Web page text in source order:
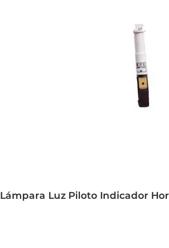
Lámpara Luz Piloto Indicador